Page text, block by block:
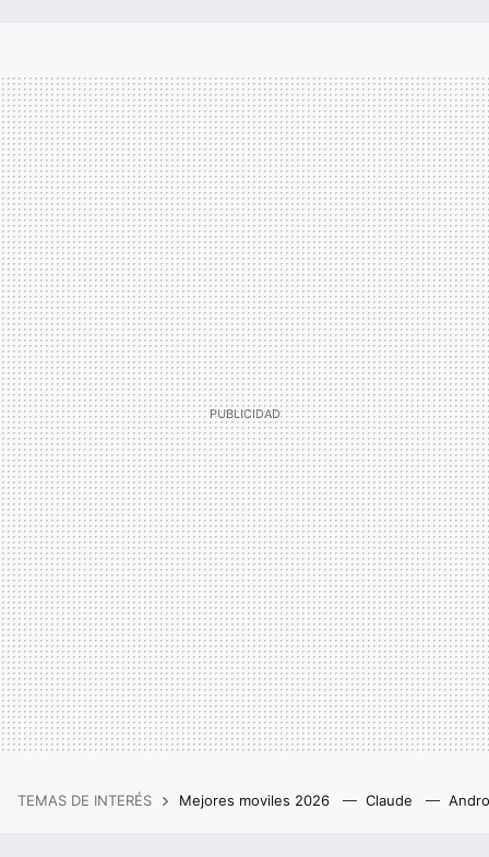
TEMAS DE INTERÉS Mejores moviles 2026 Claude